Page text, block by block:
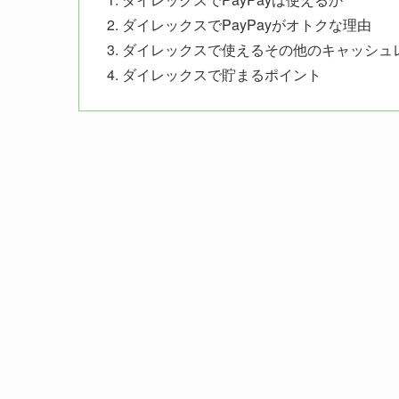
ダイレックスでPayPayがオトクな理由
ダイレックスで使えるその他のキャッシュ
ダイレックスで貯まるポイント